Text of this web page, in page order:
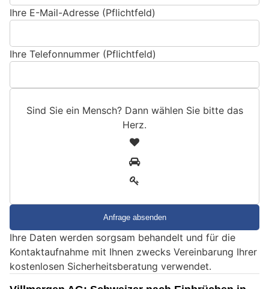
Ihre E-Mail-Adresse (Pflichtfeld)
Ihre Telefonnummer (Pflichtfeld)
Sind Sie ein Mensch? Dann wählen Sie bitte das
Herz.
e
i
n
Ihre Daten werden sorgsam behandelt und für die
Kontaktaufnahme mit Ihnen zwecks Vereinbarung Ihrer
kostenlosen Sicherheitsberatung verwendet.